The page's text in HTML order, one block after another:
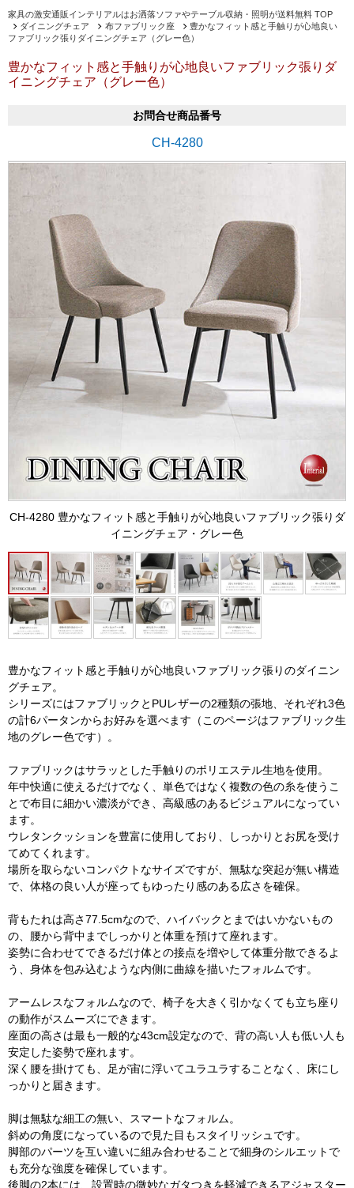
家具の激安通販インテリアルはお洒落ソファやテーブル収納・照明が送料無料 TOP
ダイニングチェア
布ファブリック座
豊かなフィット感と手触りが心地良い
ファブリック張りダイニングチェア（グレー色）
豊かなフィット感と手触りが心地良いファブリック張りダ
イニングチェア（グレー色）
お問合せ商品番号
CH-4280
CH-4280 豊かなフィット感と手触りが心地良いファブリック張りダ
イニングチェア・グレー色
豊かなフィット感と手触りが心地良いファブリック張りのダイニン
グチェア。
シリーズにはファブリックとPUレザーの2種類の張地、それぞれ3色
の計6パータンからお好みを選べます（このページはファブリック生
地のグレー色です）。
ファブリックはサラッとした手触りのポリエステル生地を使用。
年中快適に使えるだけでなく、単色ではなく複数の色の糸を使うこ
とで布目に細かい濃淡ができ、高級感のあるビジュアルになってい
ます。
ウレタンクッションを豊富に使用しており、しっかりとお尻を受け
てめてくれます。
場所を取らないコンパクトなサイズですが、無駄な突起が無い構造
で、体格の良い人が座ってもゆったり感のある広さを確保。
背もたれは高さ77.5cmなので、ハイバックとまではいかないもの
の、腰から背中までしっかりと体重を預けて座れます。
姿勢に合わせてできるだけ体との接点を増やして体重分散できるよ
う、身体を包み込むような内側に曲線を描いたフォルムです。
アームレスなフォルムなので、椅子を大きく引かなくても立ち座り
の動作がスムーズにできます。
座面の高さは最も一般的な43cm設定なので、背の高い人も低い人も
安定した姿勢で座れます。
深く腰を掛けても、足が宙に浮いてユラユラすることなく、床にし
っかりと届きます。
脚は無駄な細工の無い、スマートなフォルム。
斜めの角度になっているので見た目もスタイリッシュです。
脚部のパーツを互い違いに組み合わせることで細身のシルエットで
も充分な強度を確保しています。
後脚の2本には、設置時の微妙なガタつきを軽減できるアジャスター